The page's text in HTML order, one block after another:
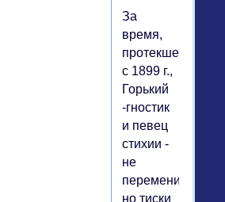
За
время,
протекшее
с 1899 г.,
Горький
-гностик
и певец
стихии -
не
переменился,
но тиски